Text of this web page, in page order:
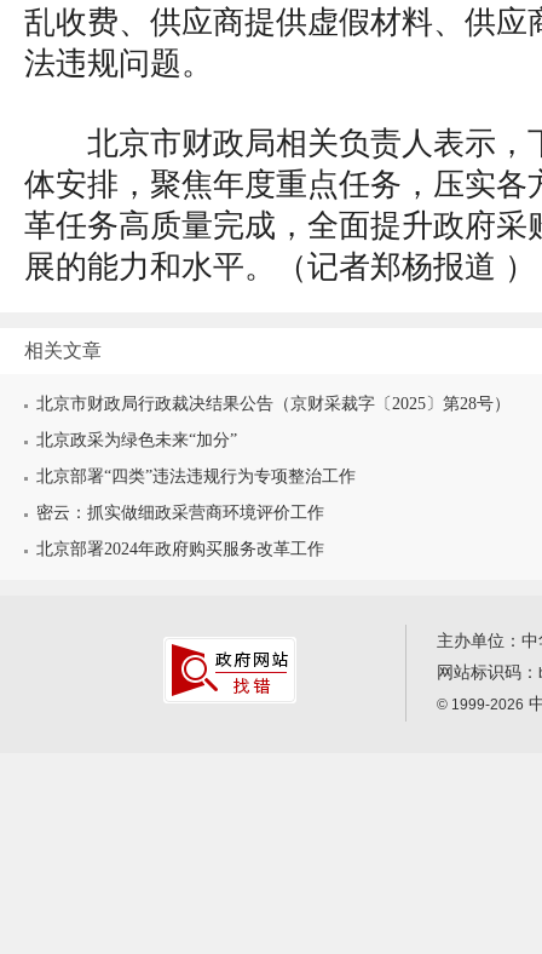
乱收费、供应商提供虚假材料、供应
法违规问题。
北京市财政局相关负责人表示，
体安排，聚焦年度重点任务，压实各
革任务高质量完成，全面提升政府采
展的能力和水平。（记者郑杨报道 ）
相关文章
北京市财政局行政裁决结果公告（京财采裁字〔2025〕第28号）
北京政采为绿色未来“加分”
北京部署“四类”违法违规行为专项整治工作
密云：抓实做细政采营商环境评价工作
北京部署2024年政府购买服务改革工作
主办单位：
网站标识码：
© 1999-2026